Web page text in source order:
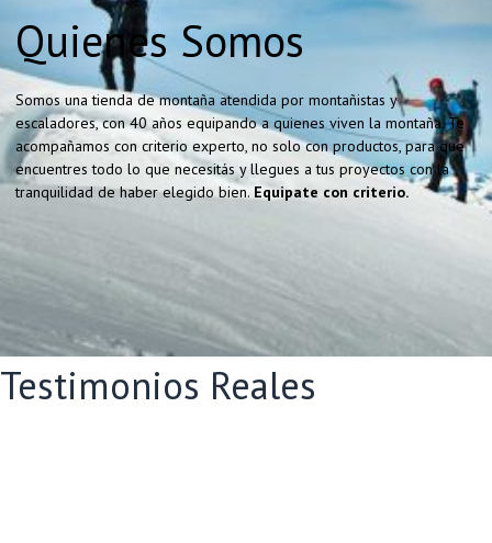
Quienes Somos
Somos una tienda de montaña atendida por montañistas y
escaladores, con 40 años equipando a quienes viven la montaña. Te
acompañamos con criterio experto, no solo con productos, para que
encuentres todo lo que necesitás y llegues a tus proyectos con la
tranquilidad de haber elegido bien. Equipate con criterio.
Testimonios Reales